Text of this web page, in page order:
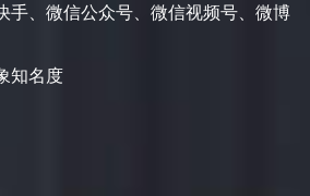
手、微信公众号、微信视频号、微博
知名度